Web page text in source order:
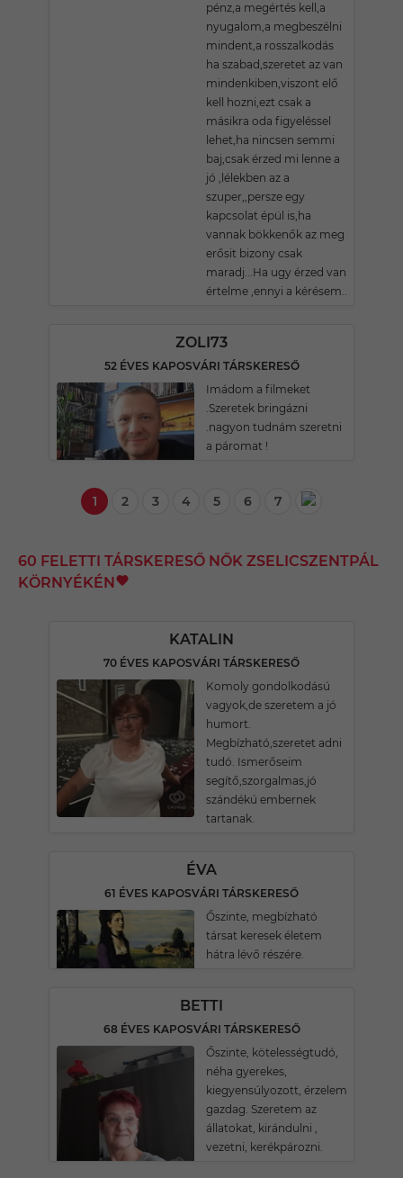
pénz,a megértés kell,a
nyugalom,a megbeszélni
mindent,a rosszalkodás
ha szabad,szeretet az van
mindenkiben,viszont elő
kell hozni,ezt csak a
másikra oda figyeléssel
lehet,ha nincsen semmi
baj,csak érzed mi lenne a
jó ,lélekben az a
szuper,,persze egy
kapcsolat épül is,ha
vannak bökkenők az meg
erősit bizony csak
maradj...Ha ugy érzed van
értelme ,ennyi a kérésem..
ZOLI73
52 ÉVES KAPOSVÁRI TÁRSKERESŐ
Imádom a filmeket
.Szeretek bringázni
.nagyon tudnám szeretni
a páromat !
1 2 3 4 5 6 7
60 FELETTI TÁRSKERESŐ NŐK ZSELICSZENTPÁL
KÖRNYÉKÉN
KATALIN
70 ÉVES KAPOSVÁRI TÁRSKERESŐ
Komoly gondolkodású
vagyok,de szeretem a jó
humort.
Megbízható,szeretet adni
tudó. Ismerőseim
segítő,szorgalmas,jó
szándékú embernek
tartanak.
ÉVA
61 ÉVES KAPOSVÁRI TÁRSKERESŐ
Őszinte, megbízható
társat keresek életem
hátra lévő részére.
BETTI
68 ÉVES KAPOSVÁRI TÁRSKERESŐ
Őszinte, kötelességtudó,
néha gyerekes,
kiegyensúlyozott, érzelem
gazdag. Szeretem az
állatokat, kirándulni ,
vezetni, kerékpározni.